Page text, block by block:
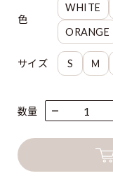
色
WHITE
ORANGE
サイズ S Ｍ
色
サイズ
数量